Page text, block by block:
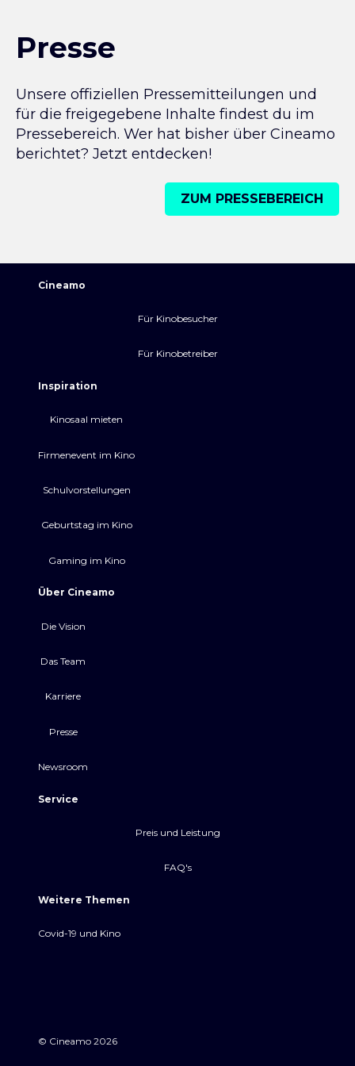
Presse
Unsere offiziellen Pressemitteilungen und
für die freigegebene Inhalte findest du im
Pressebereich. Wer hat bisher über Cineamo
berichtet? Jetzt entdecken!
ZUM PRESSEBEREICH
Cineamo
Für Kinobesucher
Für Kinobetreiber
Inspiration
Kinosaal mieten
Firmenevent im Kino
Schulvorstellungen
Geburtstag im Kino
Gaming im Kino
Über Cineamo
Die Vision
Das Team
Karriere
Presse
Newsroom
Service
Preis und Leistung
FAQ's
Weitere Themen
Covid-19 und Kino
© Cineamo 2026